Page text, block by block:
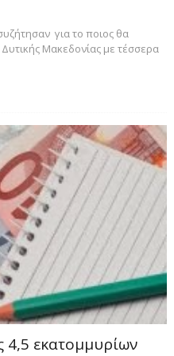
για το ποιος θα
Μακεδονίας με τέσσερα
4,5 εκατομμυρίων